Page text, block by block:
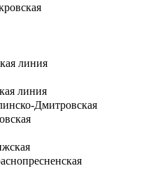
линия
линия
Дмитровская